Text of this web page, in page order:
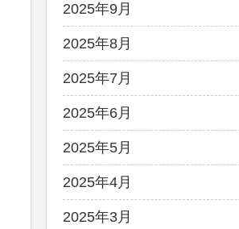
2025年9月
2025年8月
2025年7月
2025年6月
2025年5月
2025年4月
2025年3月